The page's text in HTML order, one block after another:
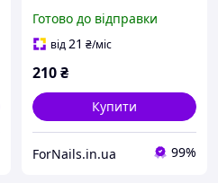
мл
Готово до відправки
від21 ₴/міс
210₴
Купити
ForNails.in.ua 99%